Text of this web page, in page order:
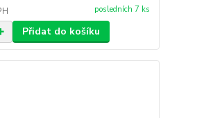
posledních 7 ks
Přidat do košíku